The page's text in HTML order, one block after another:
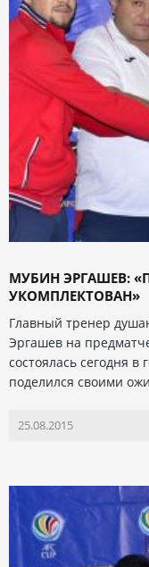
МУБИН ЭРГАШЕВ:
УКОМПЛЕКТОВАН»
Главный тренер
Эргашев на
состоялась сегодня в
поделился своими
25.08.2015